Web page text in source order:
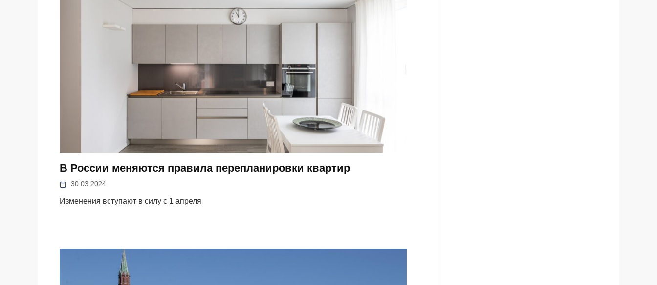
В России меняются правила перепланировки квартир
30.03.2024
Изменения вступают в силу с 1 апреля